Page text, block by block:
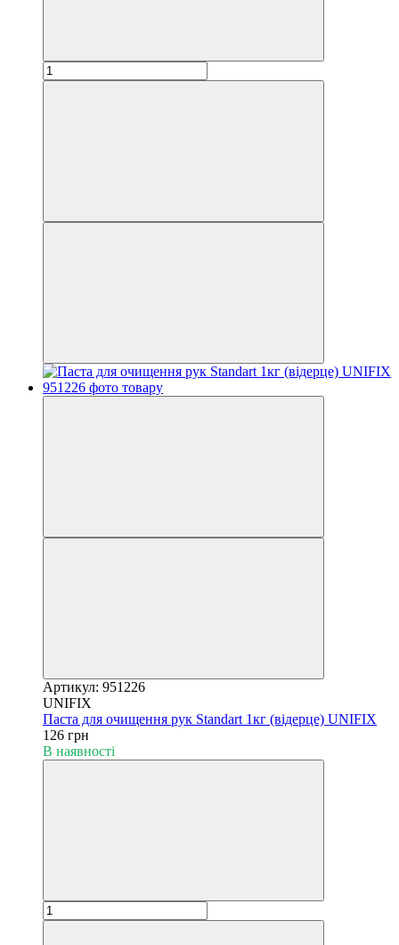
Артикул: 951226
UNIFIX
Паста для очищення рук Standart 1кг (відерце) UNIFIX
126 грн
В наявності